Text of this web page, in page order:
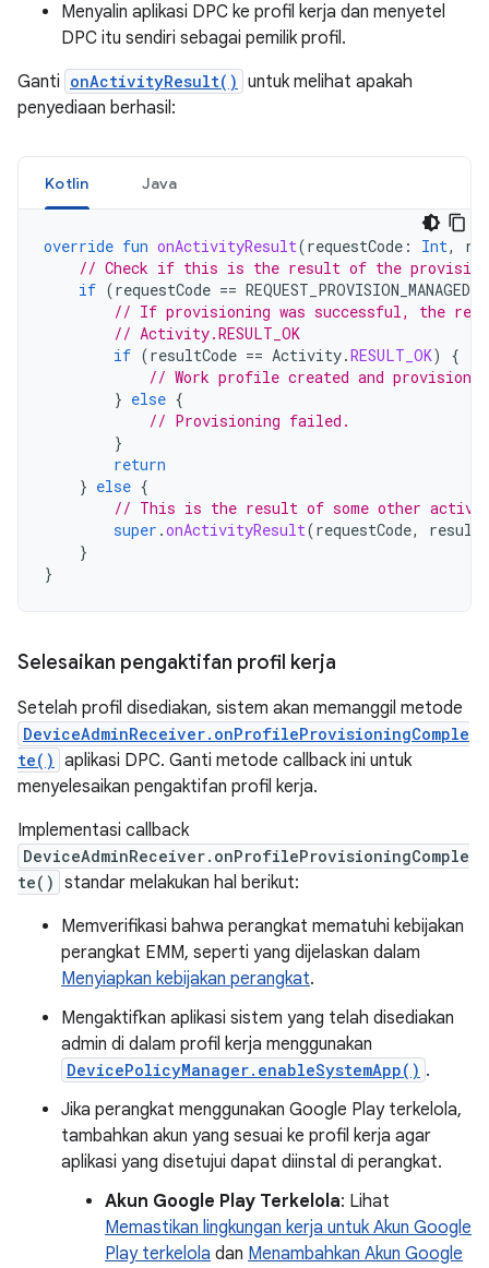
Menyalin aplikasi DPC ke profil kerja dan menyetel
DPC itu sendiri sebagai pemilik profil.
Ganti onActivityResult() untuk melihat apakah
penyediaan berhasil:
Kotlin Java
override fun onActivityResult(requestCode : Int,
// Check if this is the result of the
if (requestCode ==
// If provisioning was successful, the
// Activity.RESULT_OK
if (resultCode == Activity.RESULT_OK)
{
// Work profile created and
} else {
// Provisioning failed.
}
return
} else {
// This is the result of some other
super .onActivityResult(requestCode,
}
}
Selesaikan pengaktifan profil kerja
Setelah profil disediakan, sistem akan memanggil metode
DeviceAdminReceiver.onProfileProvisioningComple
te() aplikasi DPC. Ganti metode callback ini untuk
menyelesaikan pengaktifan profil kerja.
Implementasi callback
DeviceAdminReceiver.onProfileProvisioningComple
te() standar melakukan hal berikut:
Memverifikasi bahwa perangkat mematuhi kebijakan
perangkat EMM, seperti yang dijelaskan dalam
Menyiapkan kebijakan perangkat.
Mengaktifkan aplikasi sistem yang telah disediakan
admin di dalam profil kerja menggunakan
DevicePolicyManager.enableSystemApp() .
Jika perangkat menggunakan Google Play terkelola,
tambahkan akun yang sesuai ke profil kerja agar
aplikasi yang disetujui dapat diinstal di perangkat.
Akun Google Play Terkelola: Lihat
Memastikan lingkungan kerja untuk Akun Google
Play terkelola dan Menambahkan Akun Google